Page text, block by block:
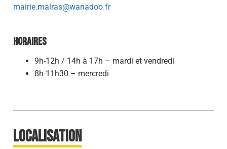
mairie.malras@wanadoo.fr
Horaires
9h-12h / 14h à 17h – mardi et vendredi
8h-11h30 – mercredi
Localisation